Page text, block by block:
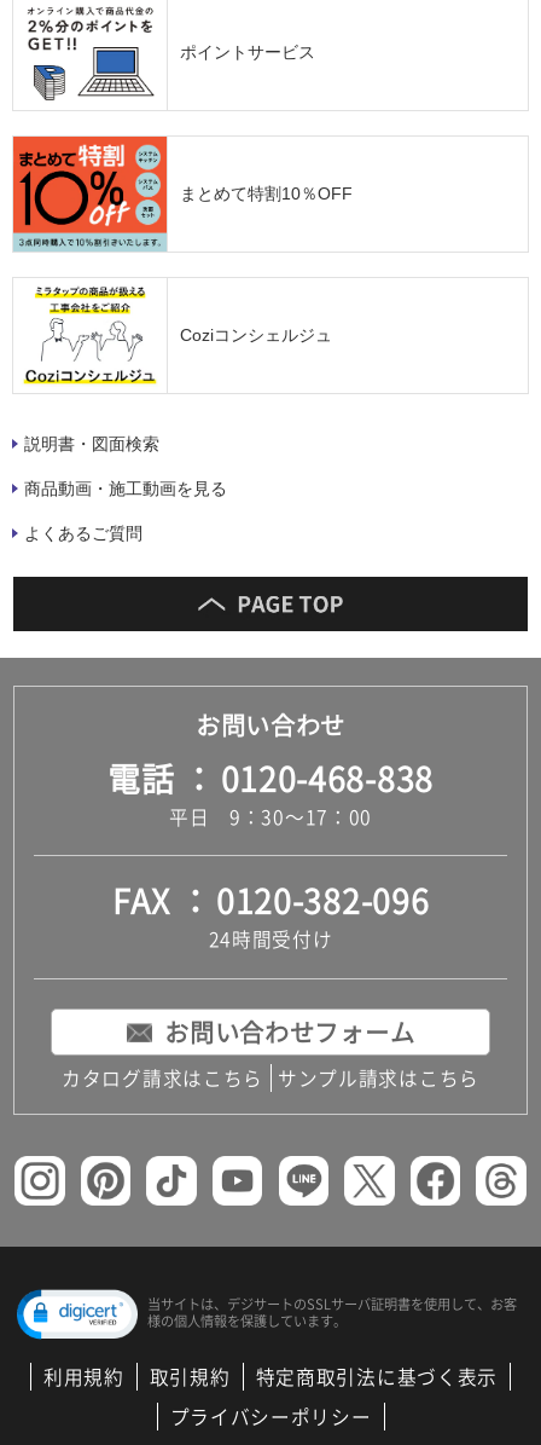
ポイントサービス
まとめて特割10％OFF
Coziコンシェルジュ
説明書・図面検索
商品動画・施工動画を見る
よくあるご質問
お問い合わせ
電話 0120-468-838
平日 9：30～17：00
FAX 0120-382-096
24時間受付け
お問い合わせフォーム
カタログ請求はこちら サンプル請求はこちら
当サイトは、デジサートのSSLサーバ証明書を使用して、 お客
様の個人情報を保護しています。
利用規約 取引規約
特定商取引法に基づく表示
プライバシーポリシー